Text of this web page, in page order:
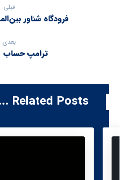
قبلی
فرودگاه شناور
بعدی
ترامپ حساب
Related Posts ...